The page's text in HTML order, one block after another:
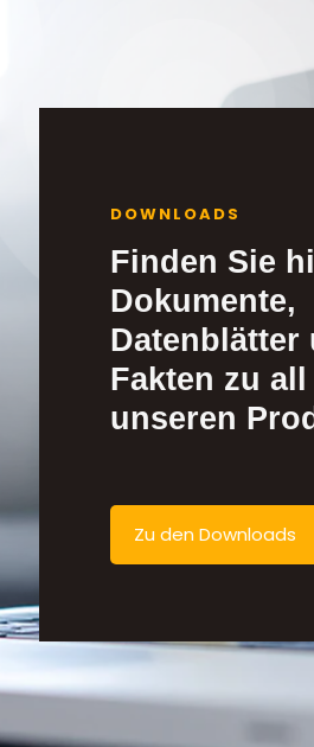
DOWNLOADS
Finden Sie
Dokumente,
Datenblätter
Fakten zu all
unseren
Zu den Downloads